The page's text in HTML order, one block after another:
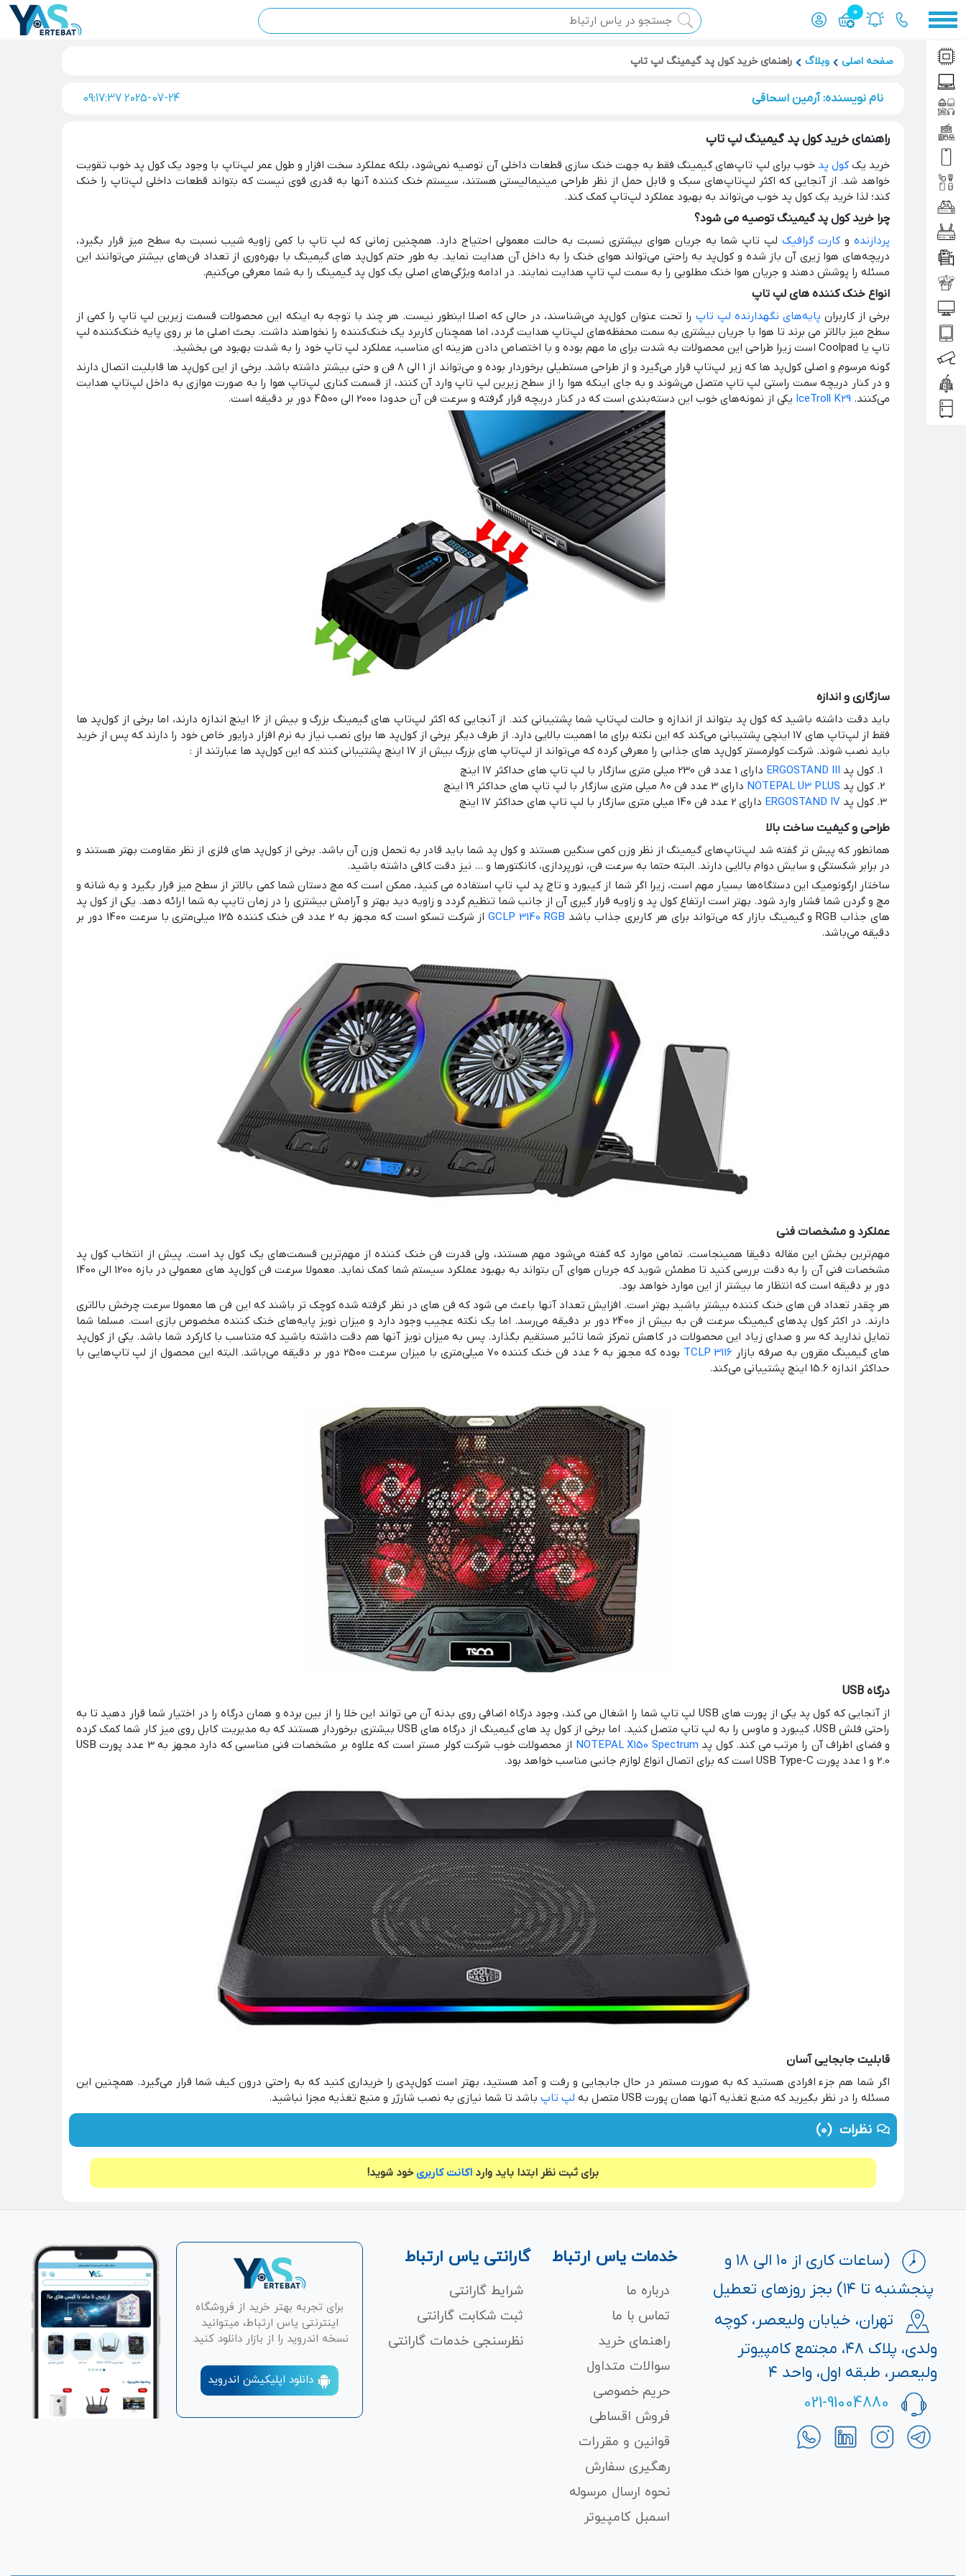
0
محصول افزوده شده به سبد
صفحه اصلی وبلاگ راهنمای خرید کول پد گیمینگ لپ تاپ
نام نویسنده: آرمین اسحاقی 2025-07-24 09:17:37
راهنمای خرید کول پد گیمینگ لپ تاپ
خرید یککول پد خوب برای لپ تاپ‌های گیمینگ فقط به جهت خنک سازی قطعات داخلی آن توصیه نمی‌‌شود، بلکه عملکرد سخت افزار و طول عمر لپ‌تاپ با وجود یک کول پد خوب تقویت
خواهد شد. از آنجایی که اکثر لپ‌تاپ‌های سبک و قابل حمل از نظر طراحی مینیمالیستی هستند، سیستم خنک کننده آنها به قدری قوی نیست که بتواند قطعات داخلی لپ‌تاپ را خنک
کند؛ لذا خرید یک کول پد خوب می‌تواند به بهبود عملکرد لپ‌تاپ کمک کند.
چرا خرید کول پد گیمینگ توصیه می شود؟
پردازندهو کارت گرافیک لپ تاپ شما به جریان هوای بیشتری نسبت به حالت معمولی احتیاج دارد. همچنین زمانی که لپ تاپ با کمی زاویه شیب نسبت به سطح میز قرار بگیرد،
دریچه‌های هوا زیری آن باز شده و کول‌پد به راحتی می‌تواند هوای خنک را به داخل آن هدایت نماید. به طور حتم کول‌پد های گیمینگ با بهره‌وری از تعداد فن‌های بیشتر می‌توانند این
مسئله را پوشش دهند و جریان هوا خنک مطلوبی را به سمت لپ تاپ هدایت نمایند. در ادامه ویژگی‌های اصلی یک کول پد گیمینگ را به شما معرفی می‌کنیم.
انواع خنک کننده های لپ تاپ
برخی از کاربران پایه‌های نگهدارنده لپ تاپ را تحت عنوان کول‌پد می‌شناسند، در حالی که اصلا اینطور نیست. هر چند با توجه به اینکه این محصولات قسمت زیرین لپ تاپ را کمی از
سطح میز بالاتر می برند تا هوا با جریان بیشتری به سمت محفظه‌های لپ‌تاپ هدایت گردد، اما همچنان کاربرد یک خنک‌کننده را نخواهند داشت. بحث اصلی ما بر روی پایه خنک‌کننده لپ
تاپ یا Coolpad است زیرا طراحی این محصولات به شدت برای ما مهم بوده و با اختصاص دادن هزینه ای مناسب، عملکرد لپ تاپ خود را به شدت بهبود می بخشید.
گونه مرسوم و اصلی کول‌پد ها که زیر لپ‌تاپ قرار می‌گیرد و از طراحی مستطیلی برخوردار بوده و می‌تواند از 1 الی 8 فن و حتی بیشتر داشته باشد. برخی از این کول‌پد ها قابلیت اتصال دارند
و در کنار دریچه سمت راستی لپ تاپ متصل می‌شوند و به جای اینکه هوا را از سطح زیرین لپ تاپ وارد آن کنند، از قسمت کناری لپ‌تاپ هوا را به صورت موازی به داخل لپ‌تاپ هدایت
می‌کنند. IceTroll K29 یکی از نمونه‌های خوب این دسته‌بندی است که در کنار دریچه قرار گرفته و سرعت فن آن حدودا 2000 الی 4500 دور بر دقیقه است.
سازگاری و اندازه
باید دقت داشته باشید که کول پد بتواند از اندازه و حالت لپ‌تاپ شما پشتیبانی کند. از آنجایی که اکثر لپ‌تاپ های گیمینگ بزرگ و بیش از 16 اینچ اندازه دارند، اما برخی از کول‌پد ها
فقط از لپ‌تاپ های 17 اینچی پشتیبانی می‌کند که این نکته برای ما اهمیت بالایی دارد. از طرف دیگر برخی از کول‌پد ها برای نصب نیاز به نرم افزار درایور خاص خود را دارند که پس از خرید
باید نصب شوند. شرکت کولرمستر کول‌پد های جذابی را معرفی کرده که می‌تواند از لپ‌تاپ های بزرگ بیش از 17 اینچ پشتیبانی کنند که این کول‌پد ها عبارتند از :
کول پد ERGOSTAND III دارای 1 عدد فن 230 میلی متری سازگار با لپ تاپ های حداکثر 17 اینچ
کول پد NOTEPAL U3 PLUS دارای 3 عدد فن 80 میلی متری سازگار با لپ تاپ های حداکثر 19 اینچ
کول پد ERGOSTAND IV دارای 2 عدد فن 140 میلی متری سازگار با لپ تاپ های حداکثر 17 اینچ
طراحی و کیفیت ساخت بالا
همانطور که پیش تر گفته شد لپ‌تاپ‌های گیمینگ از نظر وزن کمی سنگین هستند و کول پد شما باید قادر به تحمل وزن آن باشد. برخی از کول‌پد های فلزی از نظر مقاومت بهتر هستند و
در برابر شکستگی و سایش دوام بالایی دارند. البته حتما به سرعت فن، نورپردازی، کانکتورها و ... نیز دقت کافی داشته باشید.
ساختار ارگونومیک این دستگاه‌ها بسیار مهم است، زیرا اگر شما از کیبورد و تاچ پد لپ تاپ استفاده می کنید، ممکن است که مچ دستان شما کمی بالاتر از سطح میز قرار بگیرد و به شانه و
مچ و گردن شما فشار وارد شود. بهتر است ارتفاع کول پد و زاویه قرار گیری آن از جانب شما تنظیم گردد و زاویه دید بهتر و آرامش بیشتری را در زمان تایپ به شما ارائه دهد. یکی از کول پد
های جذاب RGB و گیمینگ بازار که می‌تواند برای هر کاربری جذاب باشد
GCLP 3140 RGB
از شرکت تسکو است که مجهز به 2 عدد فن خنک‌ کننده 125 میلی‌متری با سرعت 1400 دور بر
دقیقه می‌باشد.
عملکرد و مشخصات فنی
مهم‌ترین بخش این مقاله دقیقا همینجاست. تمامی موارد که گفته می‌شود مهم هستند، ولی قدرت فن خنک کننده از مهم‌ترین قسمت‌های یک کول پد است. پیش از انتخاب کول پد
مشخصات فنی آن را به دقت بررسی کنید تا مطمئن شوید که جریان هوای آن بتواند به بهبود عملکرد سیستم شما کمک نماید. معمولا سرعت فن کول‌پد های معمولی در بازه 1200 الی 1400
دور بر دقیقه است که انتظار ما بیشتر از این موارد خواهد بود.
هر چقدر تعداد فن های خنک کننده بیشتر باشید بهتر است. افزایش تعداد آنها باعث می شود که فن های در نظر گرفته شده کوچک تر باشند که این فن ها معمولا سرعت چرخش بالاتری
دارند. در اکثر کول پد‌های گیمینگ سرعت فن به بیش از 2400 دور بر دقیقه می‌رسد. اما یک نکته عجیب وجود دارد و میزان نویز پایه‌های خنک کننده مخصوص بازی است. مسلما شما
تمایل ندارید که سر و صدای زیاد این محصولات در کاهش تمرکز شما تاثیر مستقیم بگذارد. پس به میزان نویز آنها هم دقت داشته باشید که متناسب با کارکرد شما باشد. یکی از کول‌پد
های گیمینگ مقرون به صرفه بازار TCLP 3116
بوده که مجهز به 6 عدد فن خنک کننده 70 میلی‌متری با میزان سرعت 2500 دور بر دقیقه می‌باشد. البته این محصول از لپ تاپ‌هایی با
حداکثر اندازه 15.6 اینچ پشتیبانی می‌کند.
درگاه USB
از آنجایی که کول پد یکی از پورت های USB لپ تاپ شما را اشغال می کند، وجود درگاه اضافی روی بدنه آن می تواند این خلا را از بین برده و همان درگاه را در اختیار شما قرار دهید تا به
راحتی فلش USB، کیبورد و ماوس را به لپ تاپ متصل کنید. اما برخی از کول پد های گیمینگ از درگاه های USB بیشتری برخوردار هستند که به مدیریت کابل روی میز کار شما کمک کرده
و فضای اطراف آن را مرتب می کند. کول پد NOTEPAL X150 Spectrum
از محصولات خوب شرکت کولر مستر است که علاوه بر مشخصات فنی مناسبی که دارد مجهز به 3 عدد پورت USB
2.0 و 1 عدد پورت USB Type-C است که برای اتصال انواع لوازم جانبی مناسب خواهد بود.
قابلیت جابجایی آسان
اگر شما هم جزء افرادی هستید که به صورت مستمر در حال جابجایی و رفت و آمد هستید، بهتر است کول‌پدی را خریداری کنید که به راحتی درون کیف شما قرار می‌گیرد. همچنین این
مسئله را در نظر بگیرید که منبع تغذیه آنها همان پورت USB متصل به
لپ تاپباشد تا شما نیازی به نصب شارژر و منبع تغذیه مجزا نباشید.
نظرات (0)
برای ثبت نظر ابتدا باید وارد اکانت کاربری خود شوید!
(ساعات کاری از ۱۰ الی ۱۸ و
پنجشنبه تا ۱۴) بجز روزهای تعطیل
تهران، خیابان ولیعصر، کوچه
ولدی، پلاک ۴۸، مجتمع کامپیوتر
ولیعصر، طبقه اول، واحد ۴
021-91004880
خدمات یاس ارتباط
درباره ما
تماس با ما
راهنمای خرید
سوالات متداول
حریم خصوصی
فروش اقساطی
قوانین و مقررات
رهگیری سفارش
نحوه ارسال مرسوله
اسمبل کامپیوتر
گارانتی یاس ارتباط
شرایط گارانتی
ثبت شکابت‌ گارانتی
نظرسنجی خدمات گارانتی
برای تجربه بهتر خرید از فروشگاه
اینترنتی یاس ارتباط، میتوانید
نسخه اندروید را از بازار دانلود کنید.
دانلود اپلیکیشن اندروید